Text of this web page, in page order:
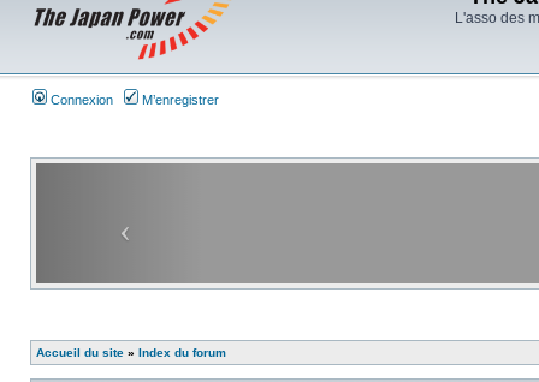
L'asso des
Connexion M’enregistrer
Accueil du site » Index du forum